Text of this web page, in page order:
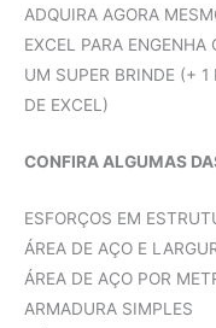
ADQUIRA AGORA
EXCEL PARA ENGENHA
UM SUPER BRINDE (+
DE EXCEL)
CONFIRA ALGUMAS
ESFORÇOS EM
ÁREA DE AÇO E
ÁREA DE AÇO POR
ARMADURA SIMPLES